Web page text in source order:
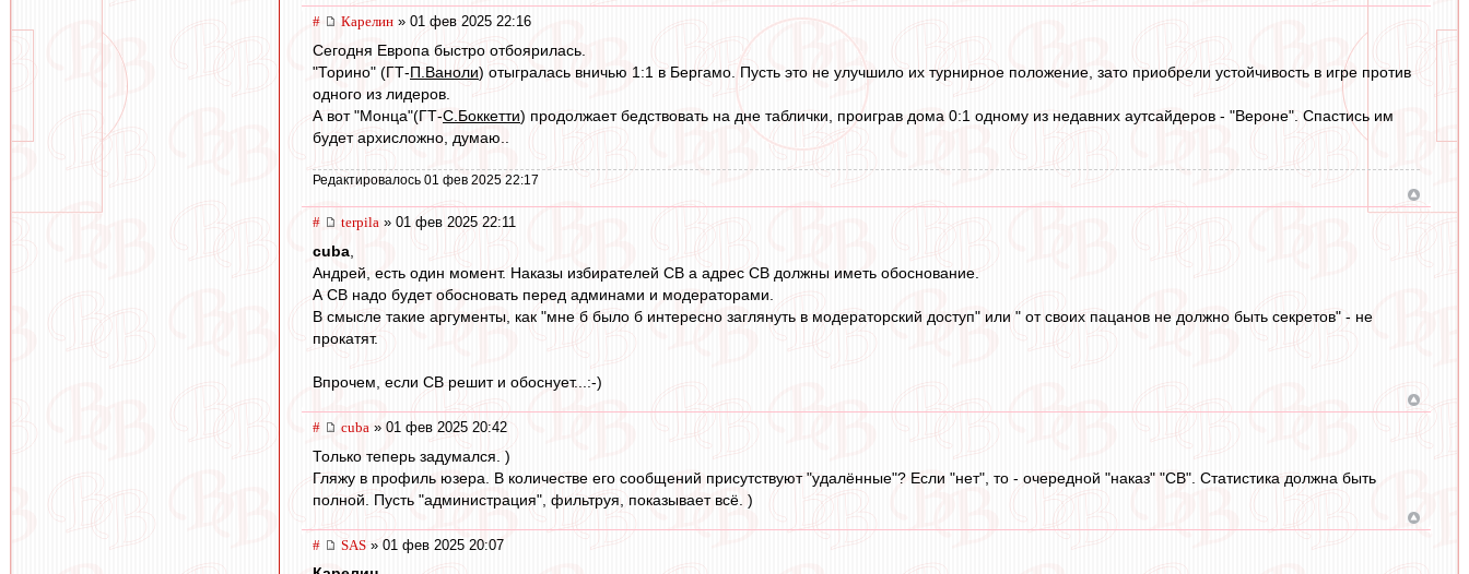
# Карелин » 01 фев 2025 22:16
Сегодня Европа быстро отбоярилась.
"Торино" (ГТ-П.Ваноли) отыгралась вничью 1:1 в Бергамо. Пусть это не улучшило их турнирное положение, зато приобрели устойчивость в игре против
одного из лидеров.
А вот "Монца"(ГТ-С.Боккетти) продолжает бедствовать на дне таблички, проиграв дома 0:1 одному из недавних аутсайдеров - "Вероне". Спастись им
будет архисложно, думаю..
Редактировалось 01 фев 2025 22:17
# terpila » 01 фев 2025 22:11
cuba
Андрей, есть один момент. Наказы избирателей СВ а адрес СВ должны иметь обоснование.
А СВ надо будет обосновать перед админами и модераторами.
В смысле такие аргументы, как "мне б было б интересно заглянуть в модераторский доступ" или " от своих пацанов не должно быть секретов" - не
прокатят.
Впрочем, если СВ решит и обоснует...:-)
# cuba » 01 фев 2025 20:42
Только теперь задумался. )
Гляжу в профиль юзера. В количестве его сообщений присутствуют "удалённые"? Если "нет", то - очередной "наказ" "СВ". Статистика должна быть
полной. Пусть "администрация", фильтруя, показывает всё. )
# SAS » 01 фев 2025 20:07